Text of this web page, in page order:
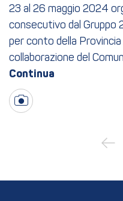
23 al 26 maggio 2024
consecutivo dal Gruppo
per conto della
collaborazione del